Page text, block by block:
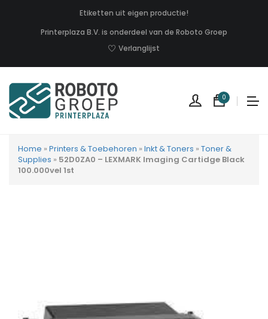
Etiketten uit eigen productie!
Printerplaza B.V. is onderdeel van de Roboto Groep
Verlanglijst
0
Home » Printers & Toebehoren » Inkt & Toners » Toner &
Supplies » 52D0ZA0 – LEXMARK Imaging Cartidge Black
100.000vel 1st